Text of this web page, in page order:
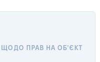
ЩОДО ПРАВ НА ОБ'ЄКТ